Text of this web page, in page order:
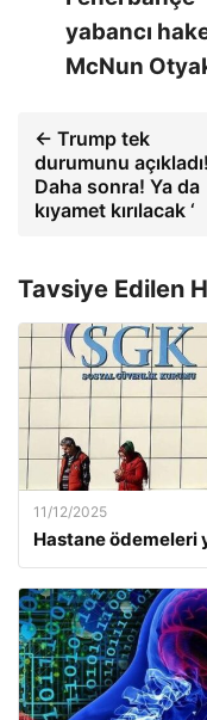
yabancı
McNun
← Trump tek
durumunu açıkladı!
Daha sonra! Ya da
kıyamet kırılacak ‘
Tavsiye Edilen
11/12/2025
Hastane ödemeleri